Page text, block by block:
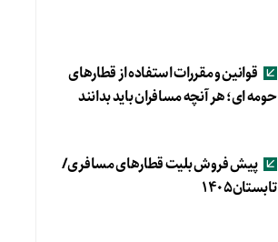
قوانین و مقررات استفاده از قطارهای
حومه ای؛ هر آنچه مسافران باید بدانند
پیش فروش بلیت قطارهای مسافری/
تابستان۱۴۰۵